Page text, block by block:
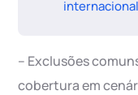
internacional
– Exclusões
cobertura em